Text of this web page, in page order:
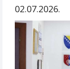
02.07.2026.